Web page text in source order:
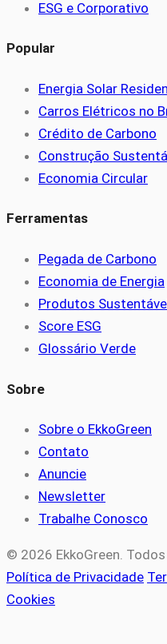
ESG e Corporativo
Popular
Energia Solar
Carros Elétricos no
Crédito de Carbono
Construção
Economia Circular
Ferramentas
Pegada de Carbono
Economia de Energia
Produtos
Score ESG
Glossário Verde
Sobre
Sobre o EkkoGreen
Contato
Anuncie
Newsletter
Trabalhe Conosco
© 2026 EkkoGreen.
Política de Privacidade
Cookies